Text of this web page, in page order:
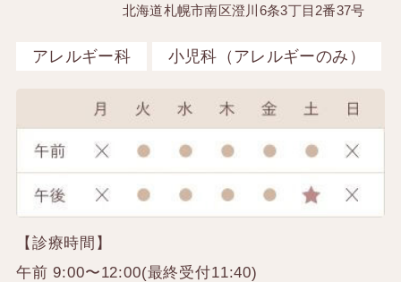
北海道札幌市南区澄川6条3丁目2番37号
アレルギー科 小児科（アレルギーのみ）
【診療時間】
午前 9:00〜12:00(最終受付11:40)